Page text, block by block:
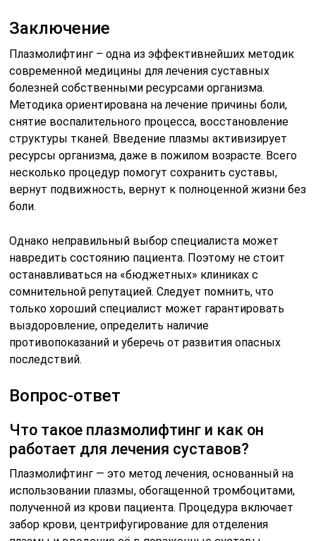
Заключение
Плазмолифтинг – одна из эффективнейших методик
современной медицины для лечения суставных
болезней собственными ресурсами организма.
Методика ориентирована на лечение причины боли,
снятие воспалительного процесса, восстановление
структуры тканей. Введение плазмы активизирует
ресурсы организма, даже в пожилом возрасте. Всего
несколько процедур помогут сохранить суставы,
вернут подвижность, вернут к полноценной жизни без
боли.
Однако неправильный выбор специалиста может
навредить состоянию пациента. Поэтому не стоит
останавливаться на «бюджетных» клиниках с
сомнительной репутацией. Следует помнить, что
только хороший специалист может гарантировать
выздоровление, определить наличие
противопоказаний и уберечь от развития опасных
последствий.
Вопрос-ответ
Что такое плазмолифтинг и как он
работает для лечения суставов?
Плазмолифтинг — это метод лечения, основанный на
использовании плазмы, обогащенной тромбоцитами,
полученной из крови пациента. Процедура включает
забор крови, центрифугирование для отделения